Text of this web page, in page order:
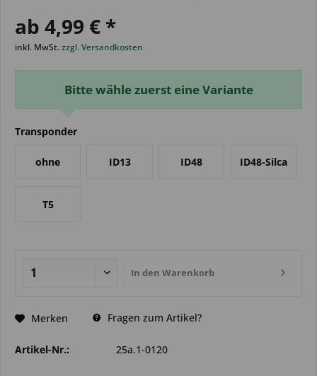
ab 4,99 € *
inkl. MwSt.zzgl. Versandkosten
Bitte wähle zuerst eine Variante
Transponder
ohne ID13 ID48 ID48-Silca
T5
In den Warenkorb
Merken Fragen zum Artikel?
Artikel-Nr.: 25a.1-0120